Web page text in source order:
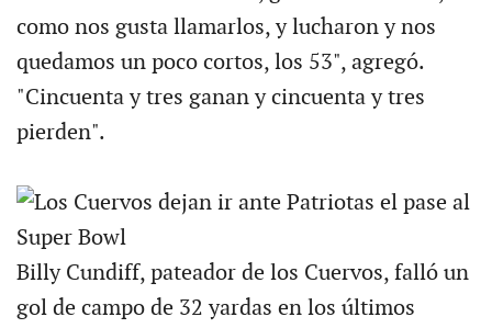
como nos gusta llamarlos, y lucharon y nos
quedamos un poco cortos, los 53", agregó.
"Cincuenta y tres ganan y cincuenta y tres
pierden".
Billy Cundiff, pateador de los Cuervos, falló un
gol de campo de 32 yardas en los últimos